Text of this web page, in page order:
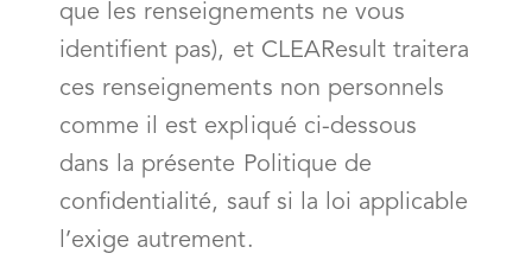
que les renseignements ne vous
identifient pas), et CLEAResult traitera
ces renseignements non personnels
comme il est expliqué ci-dessous
dans la présente Politique de
confidentialité, sauf si la loi applicable
l’exige autrement.